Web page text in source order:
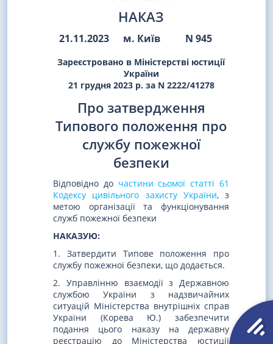
НАКАЗ
21.11.2023 м. Київ N 945
Зареєстровано в Міністерстві юстиції
України
21 грудня 2023 р. за N 2222/41278
Про затвердження
Типового положення про
службу пожежної
безпеки
Відповідно до частини сьомої статті 61
Кодексу цивільного захисту України, з
метою організації та функціонування
служб пожежної безпеки
НАКАЗУЮ:
1. Затвердити Типове положення про
службу пожежної безпеки, що додається.
2. Управлінню взаємодії з Державною
службою України з надзвичайних
ситуацій Міністерства внутрішніх справ
України (Корева Ю.) забезпечити
подання цього наказу на державну
реєстрацію до Міністерства юстиції